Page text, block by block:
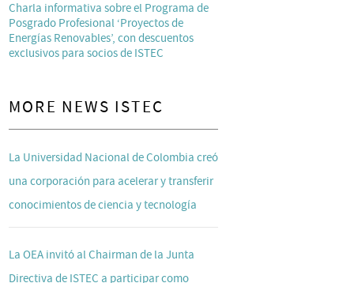
Charla informativa sobre el Programa de
Posgrado Profesional ‘Proyectos de
Energías Renovables’, con descuentos
exclusivos para socios de ISTEC
MORE NEWS ISTEC
La Universidad Nacional de Colombia creó
una corporación para acelerar y transferir
conocimientos de ciencia y tecnología
La OEA invitó al Chairman de la Junta
Directiva de ISTEC a participar como